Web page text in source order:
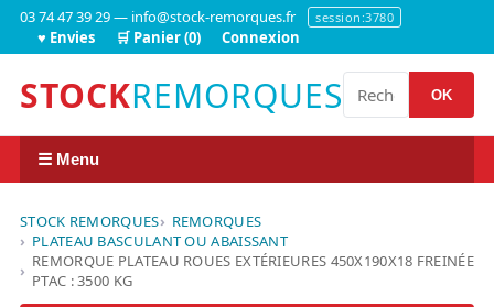
03 74 47 39 29 — info@stock-remorques.fr session:3780
♥ Envies 🛒 Panier (0) Connexion
STOCKREMORQUES OK
☰ Menu
STOCK REMORQUES
REMORQUES
PLATEAU BASCULANT OU ABAISSANT
REMORQUE PLATEAU ROUES EXTÉRIEURES 450X190X18 FREINÉE
PTAC : 3500 KG